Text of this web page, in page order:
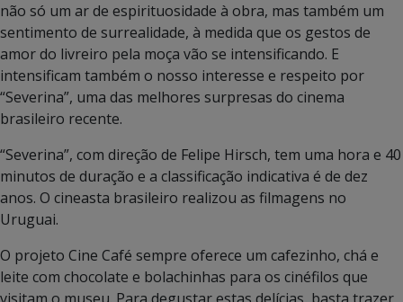
não só um ar de espirituosidade à obra, mas também um
sentimento de surrealidade, à medida que os gestos de
amor do livreiro pela moça vão se intensificando. E
intensificam também o nosso interesse e respeito por
“Severina”, uma das melhores surpresas do cinema
brasileiro recente.
“Severina”, com direção de Felipe Hirsch, tem uma hora e 40
minutos de duração e a classificação indicativa é de dez
anos. O cineasta brasileiro realizou as filmagens no
Uruguai.
O projeto Cine Café sempre oferece um cafezinho, chá e
leite com chocolate e bolachinhas para os cinéfilos que